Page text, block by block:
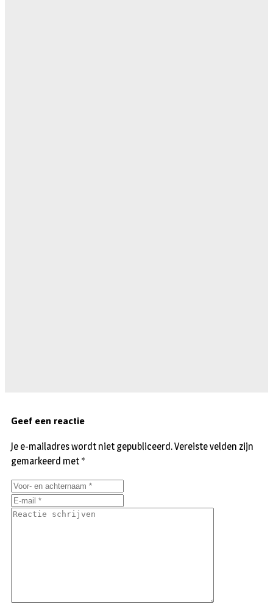
Geef een reactie
Je e-mailadres wordt niet gepubliceerd.Vereiste velden zijn
gemarkeerd met *